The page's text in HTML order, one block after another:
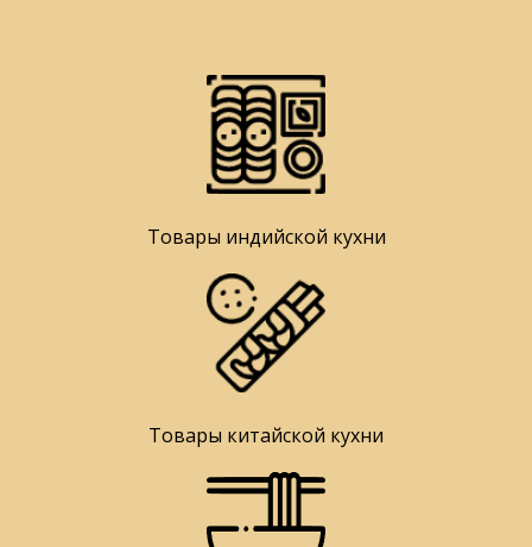
Товары индийской кухни
Товары китайской кухни